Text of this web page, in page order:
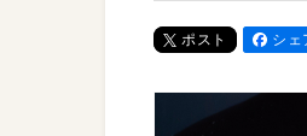
ポスト シェ